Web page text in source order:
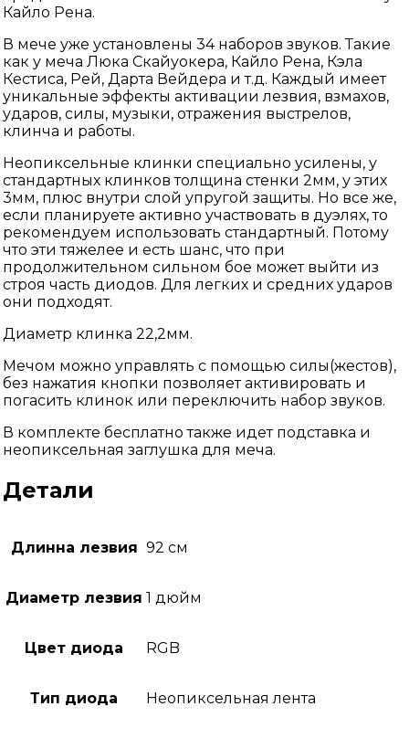
Кайло Рена.
В мече уже установлены 34 наборов звуков. Такие
как у меча Люка Скайуокера, Кайло Рена, Кэла
Кестиса, Рей, Дарта Вейдера и т.д. Каждый имеет
уникальные эффекты активации лезвия, взмахов,
ударов, силы, музыки, отражения выстрелов,
клинча и работы.
Неопиксельные клинки специально усилены, у
стандартных клинков толщина стенки 2мм, у этих
3мм, плюс внутри слой упругой защиты. Но все же,
если планируете активно участвовать в дуэлях, то
рекомендуем использовать стандартный. Потому
что эти тяжелее и есть шанс, что при
продолжительном сильном бое может выйти из
строя часть диодов. Для легких и средних ударов
они подходят.
Диаметр клинка 22,2мм.
Мечом можно управлять с помощью силы(жестов),
без нажатия кнопки позволяет активировать и
погасить клинок или переключить набор звуков.
В комплекте бесплатно также идет подставка и
неопиксельная заглушка для меча.
Детали
Длинна лезвия 92 см
Диаметр лезвия 1 дюйм
Цвет диода RGB
Тип диода Неопиксельная лента